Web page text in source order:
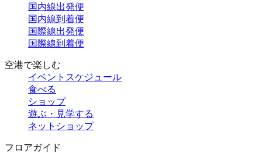
国内線出発便
国内線到着便
国際線出発便
国際線到着便
空港で楽しむ
イベントスケジュール
食べる
ショップ
遊ぶ・見学する
ネットショップ
フロアガイド